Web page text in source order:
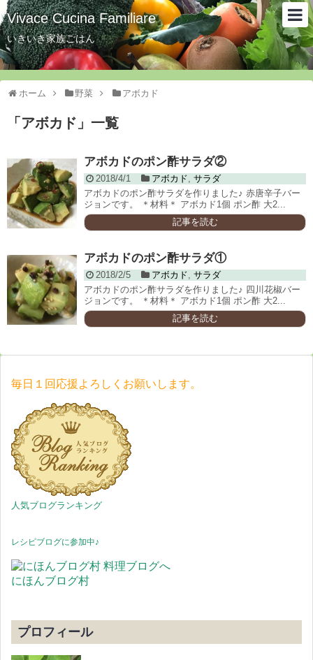
Vivace Cucina Familiare
いきいき家族ごはん
ホーム 野菜 アボカド
「 アボカド 」 一覧
アボカドのポン酢サラダ②
2018/4/1 アボカド, サラダ
アボカドのポン酢サラダを作りました♪ 赤唐辛子バー
ジョンです。 ＊材料＊ アボカド1個 ポン酢 大2...
記事を読む
アボカドのポン酢サラダ①
2018/2/5 アボカド, サラダ
アボカドのポン酢サラダを作りました♪ 四川花椒バー
ジョンです。 ＊材料＊ アボカド1個 ポン酢 大2...
記事を読む
毎日１回応援よろしくお願いします。
人気ブログランキング
レシピブログに参加中♪
にほんブログ村
プロフィール